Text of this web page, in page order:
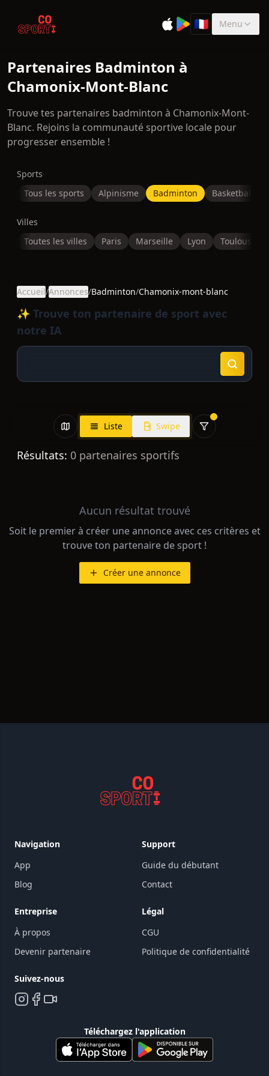
🇫🇷Sélectionner la
Menu
Partenaires Badminton à
Chamonix-Mont-Blanc
Trouve tes partenaires badminton à Chamonix-Mont-
Blanc. Rejoins la communauté sportive locale pour
progresser ensemble !
Sports
Tous les sports
Alpinisme Badminton Basketball
Villes
Toutes les villes
Paris Marseille Lyon Toulouse
Accueil/Annonces/Badminton/Chamonix-mont-blanc
✨ Trouve ton partenaire de sport avec
notre IA
Liste Swipe
Résultats: 0 partenaires sportifs
Aucun résultat trouvé
Soit le premier à créer une annonce avec ces critères et
trouve ton partenaire de sport !
Créer une annonce
Navigation
App
Blog
Support
Guide du débutant
Contact
Entreprise
À propos
Devenir partenaire
Légal
CGU
Politique de confidentialité
Suivez-nous
Téléchargez l'application